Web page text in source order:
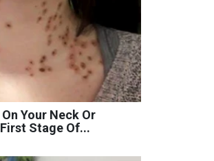
Your Neck Or
Stage Of...